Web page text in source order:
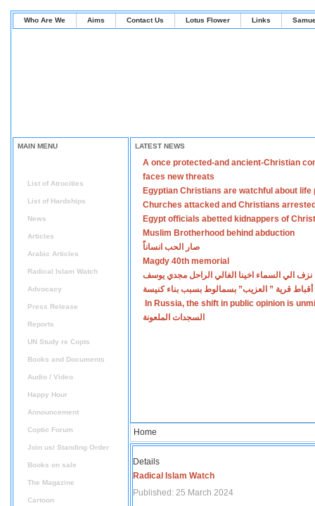
Who Are We Aims Contact Us Lotus Flower Links
MAIN MENU
List of Atrocities
List of Hardships
News
Articles
Arabic Articles
Radical Islam Watch
Advocacy
Press Release
Reports
UN Study re Copts
Books and Documents
Audio / Video
Happy Hour
Announcement
Coptic Forum
Join us/ Standing Order
Books on sale
The Magazine
Cartoon
LATEST NEWS
A once protected-and ancient-Christian
faces new threats
Egyptian Christians are watchful about life
Churches attacked and Christians
Egypt officials abetted kidnappers of
Muslim Brotherhood behind abduction
صار الحب انساناً
Magdy 40th memorial
نزف الي السماء اخينا الغالي الراحل مجدي يوسف
أقباط قرية ” العزيب” بسمالوط بسبب بناء كنيسة
In Russia, the shift in public opinion is
السجدات الملعونة
Home
Details
Radical Islam Watch
Published: 25 March 2024